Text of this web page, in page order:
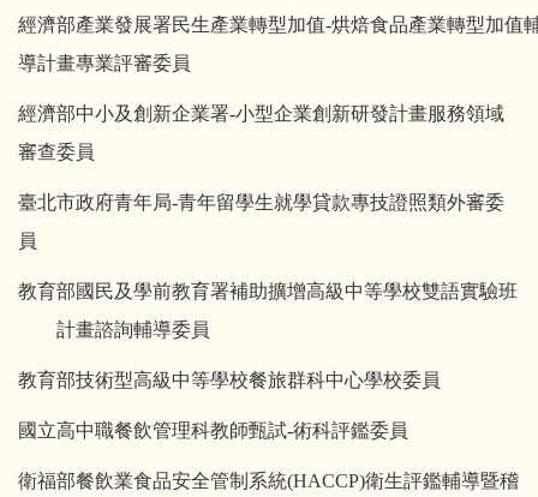
經濟部產業發展署民生產業轉型加值-烘焙食品產業轉型加值
導計畫專業評審委員
經濟部中小及創新企業署-小型企業創新研發計畫服務領域
審查委員
臺北市政府青年局-青年留學生就學貸款專技證照類外審委
員
教育部國民及學前教育署補助擴增高級中等學校雙語實驗班
計畫諮詢輔導委員
教育部技術型高級中等學校餐旅群科中心學校委員
國立高中職餐飲管理科教師甄試-術科評鑑委員
衛福部餐飲業食品安全管制系統(HACCP)衛生評鑑輔導暨稽